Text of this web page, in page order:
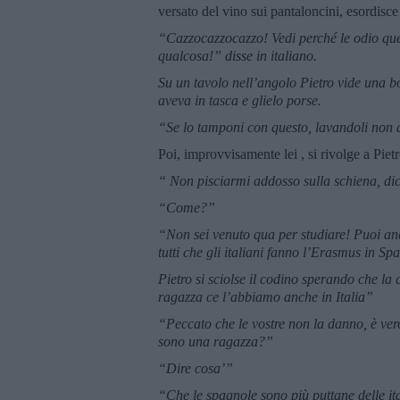
versato del vino sui pantaloncini,
“Cazzocazzocazzo! Vedi perché le odio
qualcosa!” disse in italiano.
Su un tavolo nell’angolo Pietro vide una
aveva in tasca e glielo porse.
“Se lo tamponi con questo, lavandoli non
Poi, improvvisamente lei , si rivolge a
“ Non pisciarmi addosso sulla schiena,
“Come?”
“Non sei venuto qua per studiare! Puoi
tutti che gli italiani fanno l’Erasmus in
Pietro si sciolse il codino sperando che
ragazza ce l’abbiamo anche in Italia”
“Peccato che le vostre non la danno, è
sono una ragazza?”
“Dire cosa’”
“Che le spagnole sono più puttane delle